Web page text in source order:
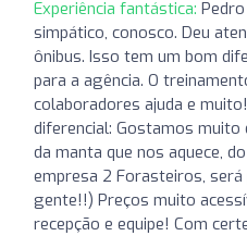
Experiência fantástica:
simpático, conosco. Deu
ônibus. Isso tem um bom
para a agência. O
colaboradores ajuda e
diferencial: Gostamos
da manta que nos aquece,
empresa 2 Forasteiros,
gente!!) Preços muito
recepção e equipe! Com